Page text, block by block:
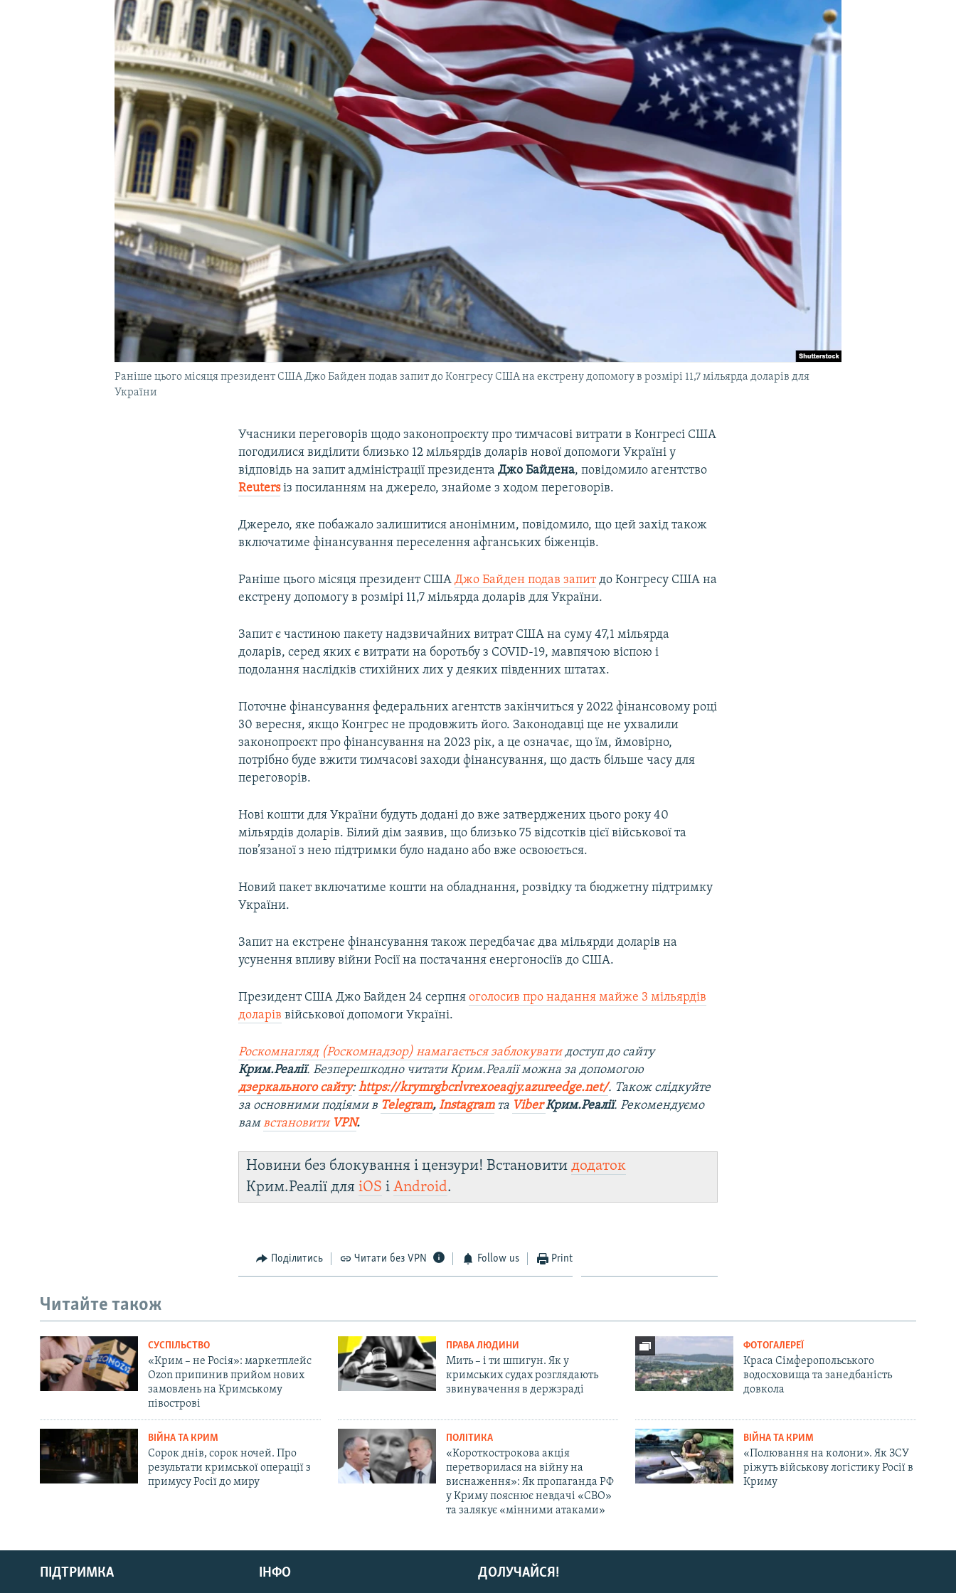
УКРАЇНСЬКА ПРОБЛЕМА КРИМУ
Русский
Qırımtatar
Раніше цього місяця президент США Джо Байден подав запит до Конгресу США на екстрену допомогу в розмірі 11,7 мільярда доларів для
України
Учасники переговорів щодо законопроєкту про тимчасові витрати в Конгресі США
погодилися виділити близько 12 мільярдів доларів нової допомоги Україні у
відповідь на запит адміністрації президентаДжо Байдена, повідомило агентство
Reutersіз посиланням на джерело, знайоме з ходом переговорів.
Джерело, яке побажало залишитися анонімним, повідомило, що цей захід також
включатиме фінансування переселення афганських біженців.
Раніше цього місяця президент СШАДжо Байден подав запитдо Конгресу США на
екстрену допомогу в розмірі 11,7 мільярда доларів для України.
Запит є частиною пакету надзвичайних витрат США на суму 47,1 мільярда
доларів, серед яких є витрати на боротьбу з COVID-19, мавпячою віспою і
подолання наслідків стихійних лих у деяких південних штатах.
Поточне фінансування федеральних агентств закінчиться у 2022 фінансовому році
30 вересня, якщо Конгрес не продовжить його. Законодавці ще не ухвалили
законопроєкт про фінансування на 2023 рік, а це означає, що їм, ймовірно,
потрібно буде вжити тимчасові заходи фінансування, що дасть більше часу для
переговорів.
Нові кошти для України будуть додані до вже затверджених цього року 40
мільярдів доларів. Білий дім заявив, що близько 75 відсотків цієї військової та
пов’язаної з нею підтримки було надано або вже освоюється.
Новий пакет включатиме кошти на обладнання, розвідку та бюджетну підтримку
України.
Запит на екстрене фінансування також передбачає два мільярди доларів на
усунення впливу війни Росії на постачання енергоносіїв до США.
Президент США Джо Байден 24 серпняоголосив про надання майже 3 мільярдів
доларів військової допомоги Україні.
Роскомнагляд (Роскомнадзор) намагається заблокуватидоступ до сайту
Крим.Реалії. Безперешкодно читати Крим.Реалії можна за допомогою
дзеркального сайту:https://krymrgbcrlvrexoeaqjy.azureedge.net/. Також слідкуйте
за основними подіями в Telegram,Instagramта ViberКрим.Реалії. Рекомендуємо
вамвстановити VPN.
Новини без блокування і цензури! Встановитидодаток
Крим.Реалії дляiOS іAndroid.
Поділитись Читати без VPN Follow us Print
Читайте також
СУСПІЛЬСТВО
«Крим – не Росія»: маркетплейс
Ozon припинив прийом нових
замовлень на Кримському
півострові
ПРАВА ЛЮДИНИ
Мить – і ти шпигун. Як у
кримських судах розглядають
звинувачення в держзраді
ФОТОГАЛЕРЕЇ
Краса Сімферопольського
водосховища та занедбаність
довкола
ВІЙНА ТА КРИМ
Сорок днів, сорок ночей. Про
результати кримської операції з
примусу Росії до миру
ПОЛІТИКА
«Короткострокова акція
перетворилася на війну на
виснаження»: Як пропаганда РФ
у Криму пояснює невдачі «СВО»
та залякує «мінними атаками»
ВІЙНА ТА КРИМ
«Полювання на колони». Як ЗСУ
ріжуть військову логістику Росії в
Криму
ДОЛУЧАЙСЯ!
ПІДТРИМКА ІНФО